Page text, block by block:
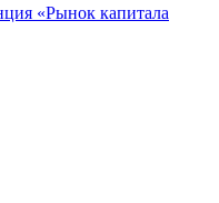
«Рынок капитала